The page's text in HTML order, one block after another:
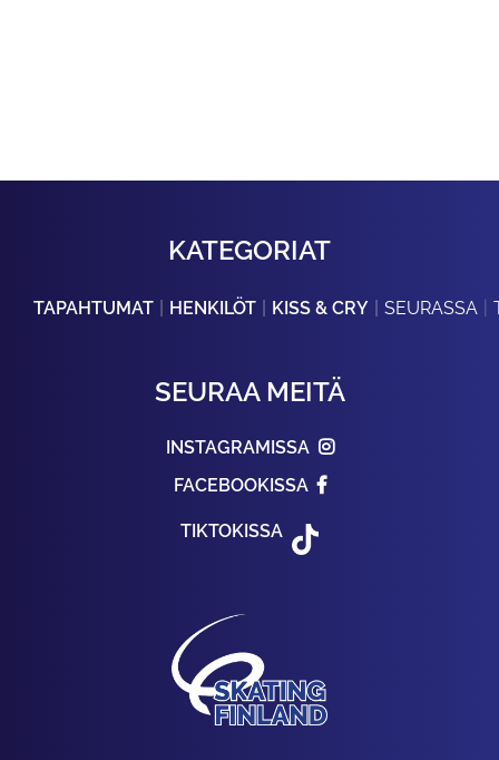
KATEGORIAT
TAPAHTUMAT HENKILÖT KISS & CRY SEURASSA
SEURAA MEITÄ
INSTAGRAMISSA
FACEBOOKISSA
TIKTOKISSA